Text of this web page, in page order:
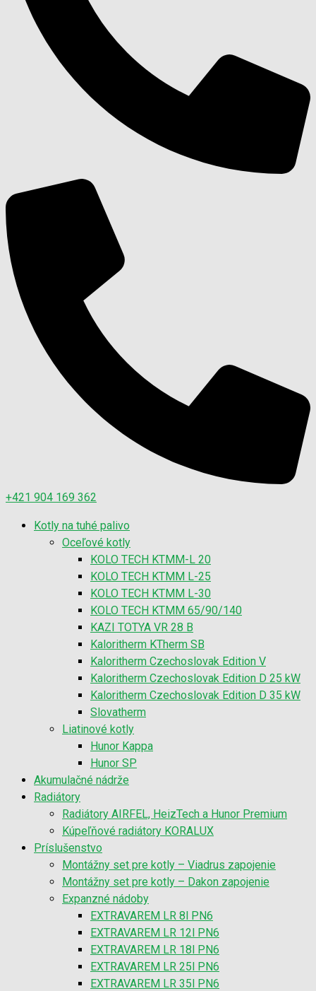
+421 904 169 362
Kotly na tuhé palivo
Oceľové kotly
KOLO TECH KTMM-L 20
KOLO TECH KTMM L-25
KOLO TECH KTMM L-30
KOLO TECH KTMM 65/90/140
KAZI TOTYA VR 28 B
Kaloritherm KTherm SB
Kaloritherm Czechoslovak Edition V
Kaloritherm Czechoslovak Edition D 25 kW
Kaloritherm Czechoslovak Edition D 35 kW
Slovatherm
Liatinové kotly
Hunor Kappa
Hunor SP
Akumulačné nádrže
Radiátory
Radiátory AIRFEL, HeizTech a Hunor Premium
Kúpeľňové radiátory KORALUX
Príslušenstvo
Montážny set pre kotly – Viadrus zapojenie
Montážny set pre kotly – Dakon zapojenie
Expanzné nádoby
EXTRAVAREM LR 8l PN6
EXTRAVAREM LR 12l PN6
EXTRAVAREM LR 18l PN6
EXTRAVAREM LR 25l PN6
EXTRAVAREM LR 35l PN6